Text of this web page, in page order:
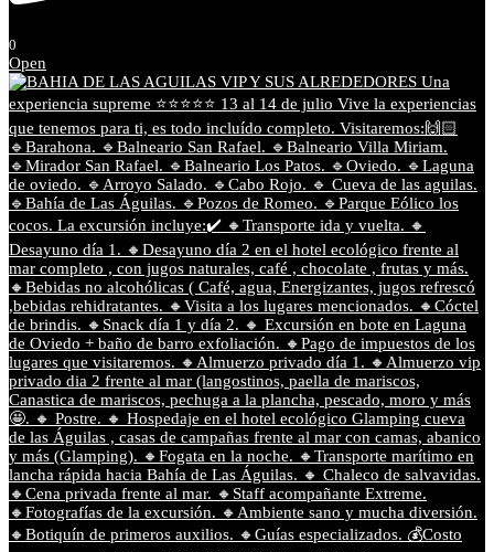
0
Open